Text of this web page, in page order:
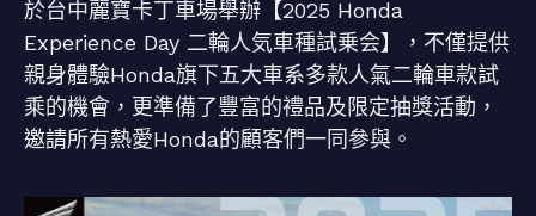
於台中麗寶卡丁車場舉辦【2025 Honda
Experience Day 二輪人気車種試乗会】，不僅提供
親身體驗Honda旗下五大車系多款人氣二輪車款試
乘的機會，更準備了豐富的禮品及限定抽獎活動，
邀請所有熱愛Honda的顧客們一同參與。